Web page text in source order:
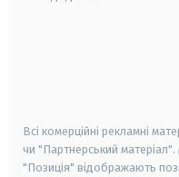
Всі комерційні рекламні
чи "Партнерський
"Позиція" відображають